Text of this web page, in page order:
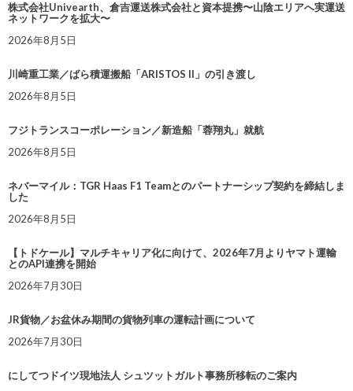
株式会社Univearth、倉吉運送株式会社と資本提携〜山陰エリアへ実運送
ネットワークを拡大〜
2026年8月5日
川崎重工業／ばら積運搬船「ARISTOS II」の引き渡し
2026年8月5日
フジトランスコーポレーション／新造船「蓉翔丸」就航
2026年8月5日
ネバーマイル：TGR Haas F1 Teamとのパートナーシップ契約を締結しま
した
2026年8月5日
【トドケール】マルチキャリア化に向けて、2026年7月よりヤマト運輸
とのAPI連携を開始
2026年7月30日
JR貨物／お盆休み期間の貨物列車の運転計画について
2026年7月30日
にしてつドイツ現地法人 シュツットガルト事務所移転のご案内